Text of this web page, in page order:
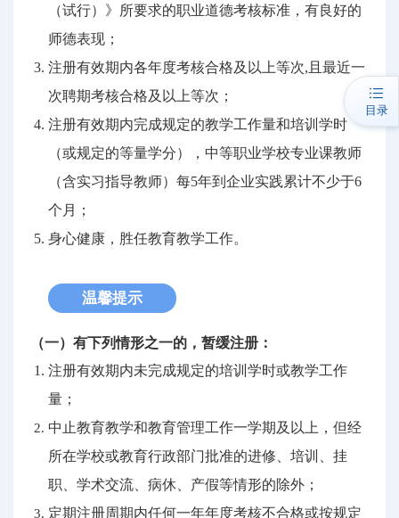
（试行）》所要求的职业道德考核标准，有良好的
师德表现；
注册有效期内各年度考核合格及以上等次,且最近一
次聘期考核合格及以上等次；
注册有效期内完成规定的教学工作量和培训学时
（或规定的等量学分），中等职业学校专业课教师
（含实习指导教师）每5年到企业实践累计不少于6
个月；
身心健康，胜任教育教学工作。
温馨提示
（一）有下列情形之一的，暂缓注册：
注册有效期内未完成规定的培训学时或教学工作
量；
中止教育教学和教育管理工作一学期及以上，但经
所在学校或教育行政部门批准的进修、培训、挂
职、学术交流、病休、产假等情形的除外；
定期注册周期内任何一年年度考核不合格或按规定
目录